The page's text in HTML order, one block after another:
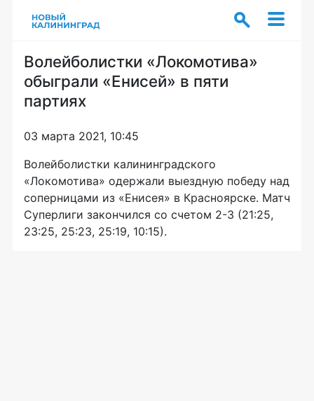
Волейболистки «Локомотива»
обыграли «Енисей» в пяти
партиях
03 марта 2021, 10:45
Волейболистки калининградского
«Локомотива» одержали выездную победу над
соперницами из «Енисея» в Красноярске. Матч
Суперлиги закончился со счетом 2-3 (21:25,
23:25, 25:23, 25:19, 10:15).